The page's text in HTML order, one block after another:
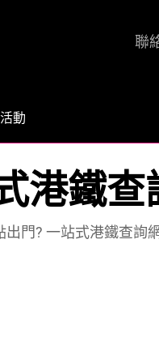
活動
聯
港鐵查
門? 一站式港鐵查詢